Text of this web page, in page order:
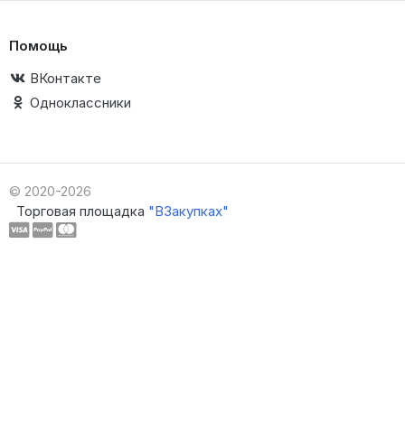
Помощь
ВКонтакте
Одноклассники
© 2020-2026
Торговая площадка "ВЗакупках"